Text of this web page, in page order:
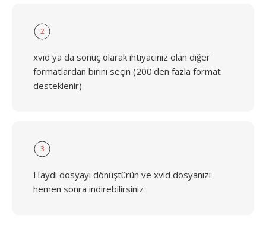
2
xvid ya da sonuç olarak ihtiyacınız olan diğer
formatlardan birini seçin (200'den fazla format
desteklenir)
3
Haydi dosyayı dönüştürün ve xvid dosyanızı
hemen sonra indirebilirsiniz